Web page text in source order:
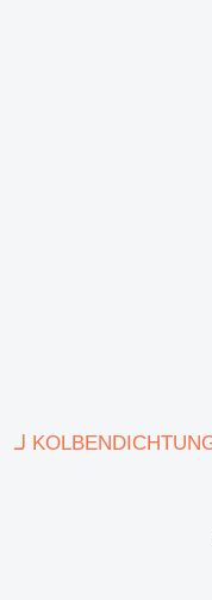
قطعة الغيار الأخرى للمحرك KOLBENDICHTUNG 7015685 لـ